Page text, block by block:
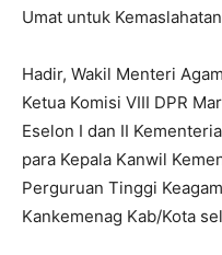
Umat untuk
Hadir, Wakil Menteri
Ketua Komisi VIII DPR
Eselon I dan II
para Kepala Kanwil
Perguruan Tinggi
Kankemenag Kab/Kota